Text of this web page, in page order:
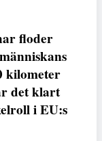
floder
kilometer
det klart
i EU:s